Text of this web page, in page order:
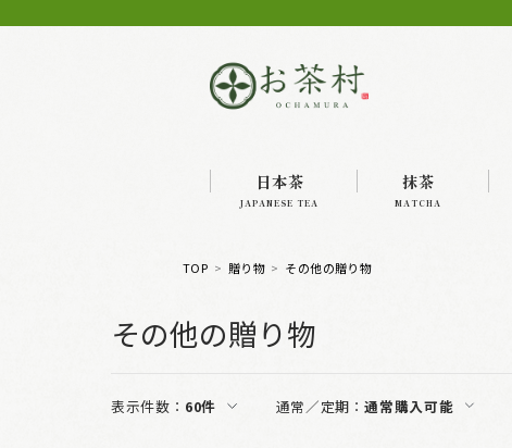
日本茶
JAPANESE TEA
抹茶
MATCHA
TOP 贈り物 その他の贈り物
その他の贈り物
表示件数： 60件 通常／定期：通常購入可能